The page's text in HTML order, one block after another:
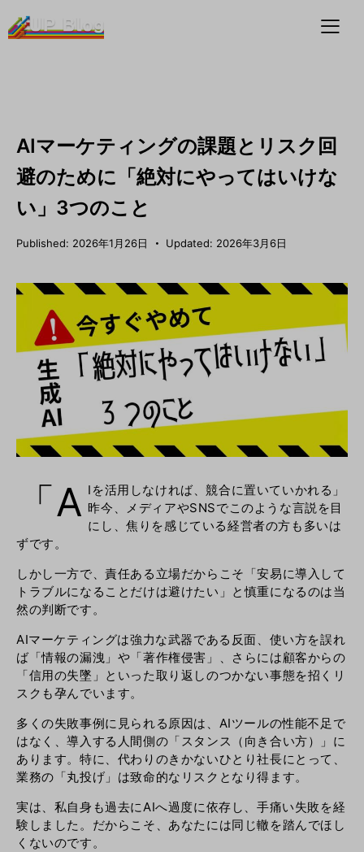
AIマーケティングの課題とリスク回
避のために「絶対にやってはいけな
い」3つのこと
Published: 2026年1月26日 Updated: 2026年3月6日
「A Iを活用しなければ、競合に置いていかれる」
昨今、メディアやSNSでこのような言説を目
にし、焦りを感じている経営者の方も多いは
ずです。
しかし一方で、責任ある立場だからこそ「安易に導入して
トラブルになることだけは避けたい」と慎重になるのは当
然の判断です。
AIマーケティングは強力な武器である反面、使い方を誤れ
ば「情報の漏洩」や「著作権侵害」、さらには顧客からの
「信用の失墜」といった取り返しのつかない事態を招くリ
スクも孕んでいます。
多くの失敗事例に見られる原因は、AIツールの性能不足で
はなく、導入する人間側の「スタンス（向き合い方）」に
あります。特に、代わりのきかないひとり社長にとって、
業務の「丸投げ」は致命的なリスクとなり得ます。
実は、私自身も過去にAIへ過度に依存し、手痛い失敗を経
験しました。だからこそ、あなたには同じ轍を踏んでほし
くないのです。